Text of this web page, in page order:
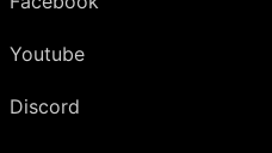
Youtube
Discord